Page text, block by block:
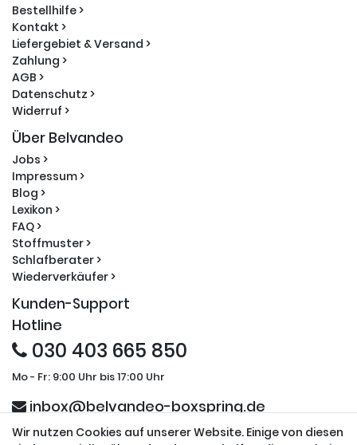
Bestellhilfe >
Kontakt >
Liefergebiet & Versand >
Zahlung >
AGB >
Datenschutz >
Widerruf >
Über Belvandeo
Jobs >
Impressum >
Blog >
Lexikon >
FAQ >
Stoffmuster >
Schlafberater >
Wiederverkäufer >
Kunden-Support
Hotline
030 403 665 850
Mo - Fr: 9:00 Uhr bis 17:00 Uhr
inbox@belvandeo-boxspring.de
Wir nutzen Cookies auf unserer Website. Einige von diesen